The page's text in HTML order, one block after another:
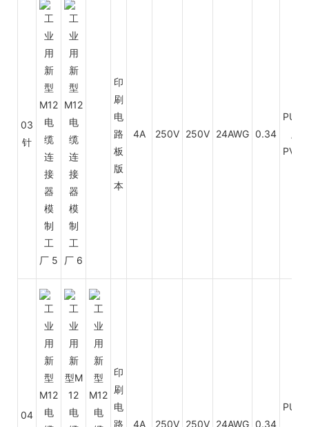
03
针
印
刷
电
路
板
版
本
4A 250V 250V 24AWG 0.34
PUR
PVC
04
印
刷
电
路
4A 250V 250V 24AWG 0.34
PUR